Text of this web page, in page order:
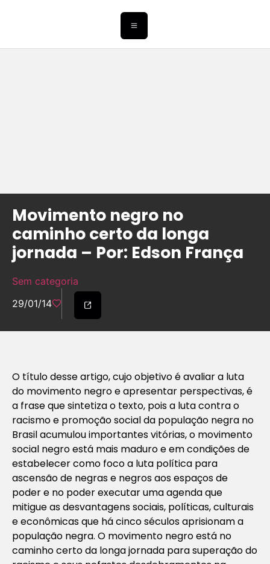
Movimento negro no
caminho certo da longa
jornada – Por: Edson França
Sem categoria
29/01/14
O título desse artigo, cujo objetivo é avaliar a luta
do movimento negro e apresentar perspectivas, é
a frase que sintetiza o texto, pois a luta contra o
racismo e promoção social da população negra no
Brasil acumulou importantes vitórias, o movimento
social negro está mais maduro e em condições de
estabelecer como foco a luta política para
ascensão de negras e negros aos espaços de
poder e no poder executar uma agenda que
mitigue as desvantagens sociais, políticas, culturais
e econômicas que há cinco séculos aprisionam a
população negra. O movimento negro está no
caminho certo da longa jornada para superação do